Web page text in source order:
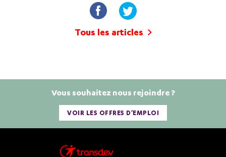
Tous les articles
Vous souhaitez nous rejoindre ?
VOIR LES OFFRES D'EMPLOI